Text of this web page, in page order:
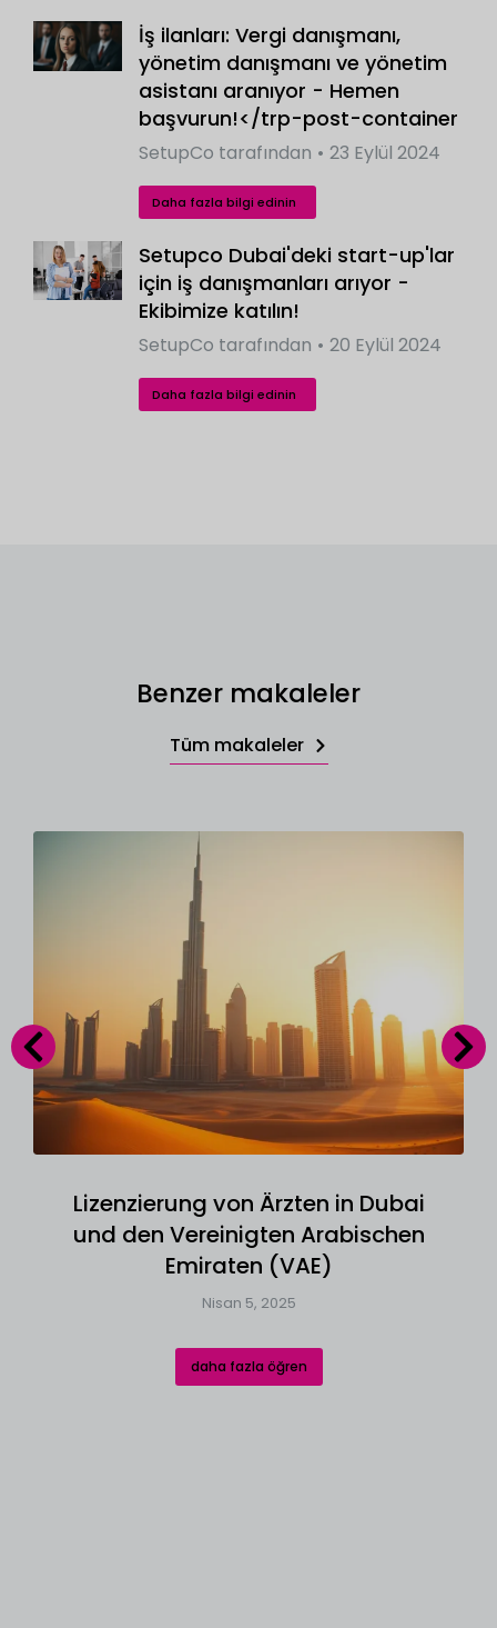
İş ilanları: Vergi danışmanı,
yönetim danışmanı ve yönetim
asistanı aranıyor - Hemen
başvurun!</trp-post-container
SetupCo tarafından 23 Eylül 2024
Daha fazla bilgi edinin
Setupco Dubai'deki start-up'lar
için iş danışmanları arıyor -
Ekibimize katılın!
SetupCo tarafından 20 Eylül 2024
Daha fazla bilgi edinin
Benzer makaleler
Tüm makaleler
Lizenzierung von Ärzten in Dubai
und den Vereinigten Arabischen
Emiraten (VAE)
Nisan 5, 2025
daha fazla öğren